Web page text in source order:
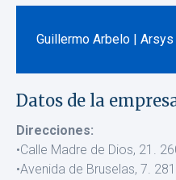
Guillermo Arbelo |
Datos de la
Direcciones:
•Calle Madre de Dios, 21.
•Avenida de Bruselas, 7.